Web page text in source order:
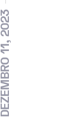
DEZEMBRO 11, 2023